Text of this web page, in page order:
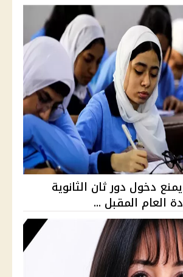
يمنع دخول دور ثان الثانوية
العام المقبل ...